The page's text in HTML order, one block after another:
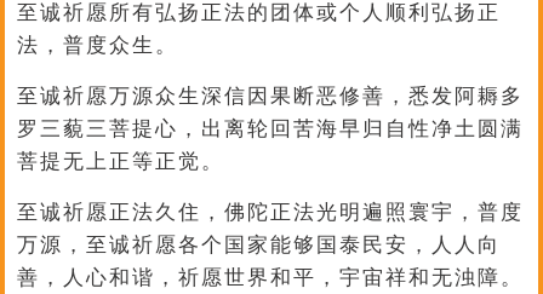
至诚祈愿所有弘扬正法的团体或个人顺利弘扬正
法，普度众生。
至诚祈愿万源众生深信因果断恶修善，悉发阿耨多
罗三藐三菩提心，出离轮回苦海早归自性净土圆满
菩提无上正等正觉。
至诚祈愿正法久住，佛陀正法光明遍照寰宇，普度
万源，至诚祈愿各个国家能够国泰民安，人人向
善，人心和谐，祈愿世界和平，宇宙祥和无浊障。